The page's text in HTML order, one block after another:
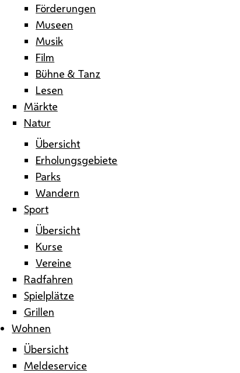
Förderungen
Museen
Musik
Film
Bühne & Tanz
Lesen
Märkte
Natur
Übersicht
Erholungsgebiete
Parks
Wandern
Sport
Übersicht
Kurse
Vereine
Radfahren
Spielplätze
Grillen
Wohnen
Übersicht
Meldeservice